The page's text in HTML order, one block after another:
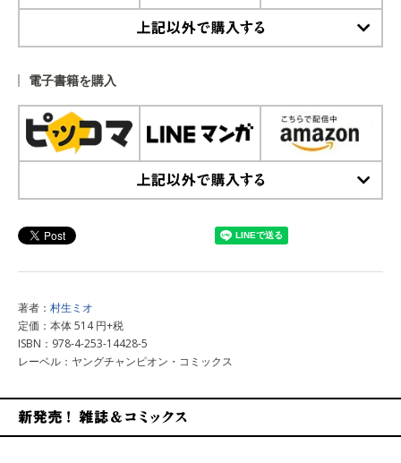
電子書籍を購入
著者： 村生ミオ
定価：本体 514 円+税
ISBN：978-4-253-14428-5
レーベル：ヤングチャンピオン・コミックス